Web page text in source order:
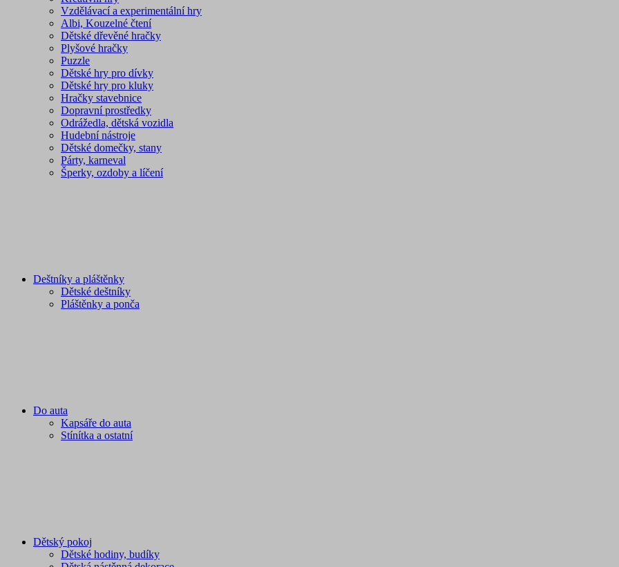
Vzdělávací a experimentální hry
Albi, Kouzelné čtení
Dětské dřevěné hračky
Plyšové hračky
Puzzle
Dětské hry pro dívky
Dětské hry pro kluky
Hračky stavebnice
Dopravní prostředky
Odrážedla, dětská vozidla
Hudební nástroje
Dětské domečky, stany
Párty, karneval
Šperky, ozdoby a líčení
Deštníky a pláštěnky
Dětské deštníky
Pláštěnky a ponča
Do auta
Kapsáře do auta
Stínítka a ostatní
Dětský pokoj
Dětské hodiny, budíky